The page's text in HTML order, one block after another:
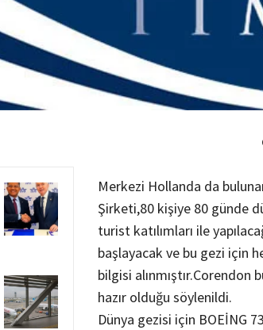
Merkezi Hollanda da
Şirketi,80 kişiye 80 günde
turist katılımları ile
başlayacak ve bu gezi için
bilgisi alınmıştır.Corendon
hazır olduğu söylenildi.
Dünya gezisi için BOEİNG